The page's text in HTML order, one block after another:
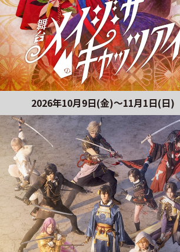
2026年10月9日(金)～11月1日(日)